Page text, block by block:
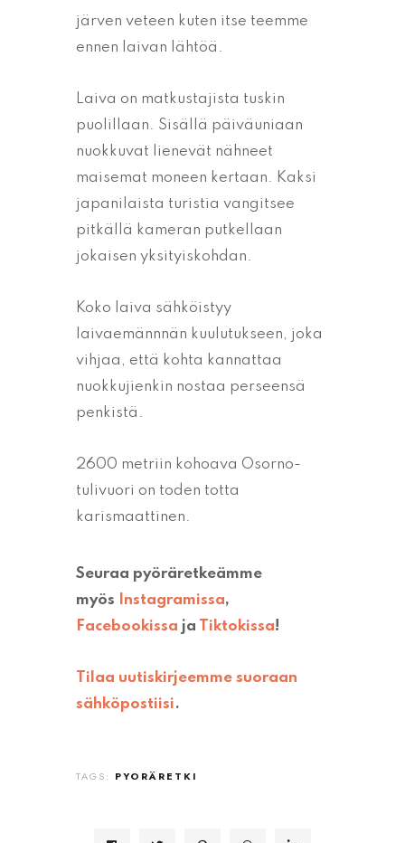
järven veteen kuten itse teemme
ennen laivan lähtöä.
Laiva on matkustajista tuskin
puolillaan. Sisällä päiväuniaan
nuokkuvat lienevät nähneet
maisemat moneen kertaan. Kaksi
japanilaista turistia vangitsee
pitkällä kameran putkellaan
jokaisen yksityiskohdan.
Koko laiva sähköistyy
laivaemännnän kuulutukseen, joka
vihjaa, että kohta kannattaa
nuokkujienkin nostaa perseensä
penkistä.
2600 metriin kohoava Osorno-
tulivuori on toden totta
karismaattinen.
Seuraa pyöräretkeämme
myös
Instagramissa,
Facebookissa ja Tiktokissa!
Tilaa uutiskirjeemme suoraan
sähköpostiisi.
TAGS: PYÖRÄRETKI